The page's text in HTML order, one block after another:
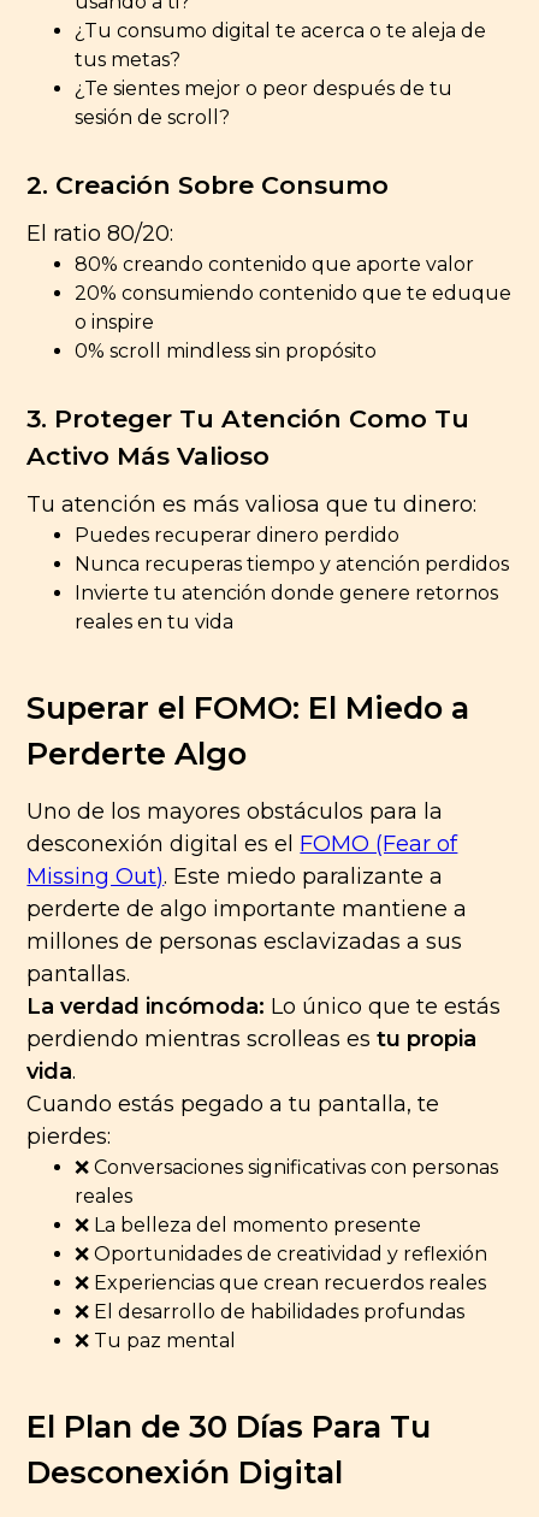
¿Tu consumo digital te acerca o te aleja de
tus metas?
¿Te sientes mejor o peor después de tu
sesión de scroll?
2. Creación Sobre Consumo
El ratio 80/20:
80% creando contenido que aporte valor
20% consumiendo contenido que te eduque
o inspire
0% scroll mindless sin propósito
3. Proteger Tu Atención Como Tu
Activo Más Valioso
Tu atención es más valiosa que tu dinero:
Puedes recuperar dinero perdido
Nunca recuperas tiempo y atención perdidos
Invierte tu atención donde genere retornos
reales en tu vida
Superar el FOMO: El Miedo a
Perderte Algo
Uno de los mayores obstáculos para la
desconexión digital es el FOMO (Fear of
Missing Out). Este miedo paralizante a
perderte de algo importante mantiene a
millones de personas esclavizadas a sus
pantallas.
La verdad incómoda: Lo único que te estás
perdiendo mientras scrolleas estu propia
vida.
Cuando estás pegado a tu pantalla, te
pierdes:
❌ Conversaciones significativas con personas
reales
❌ La belleza del momento presente
❌ Oportunidades de creatividad y reflexión
❌ Experiencias que crean recuerdos reales
❌ El desarrollo de habilidades profundas
❌ Tu paz mental
El Plan de 30 Días Para Tu
Desconexión Digital